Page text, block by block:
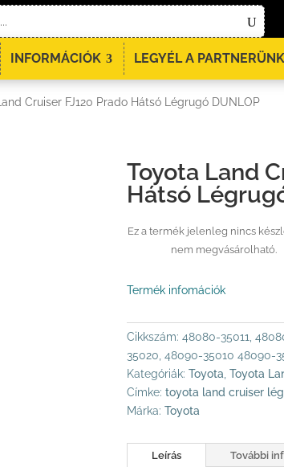
INFORMÁCIÓK LEGYÉL A
Cruiser FJ120 Prado Hátsó Légrugó DUNLOP
Toyota Land
Hátsó
Ez a termék jelenleg nincs
nem megvásárolható.
Termék infomációk
Cikkszám:48080-35011,
35020, 48090-35010 48090-
Kategóriák:Toyota ,Toyota
Címke:toyota land cruiser
Márka:Toyota
Leírás További